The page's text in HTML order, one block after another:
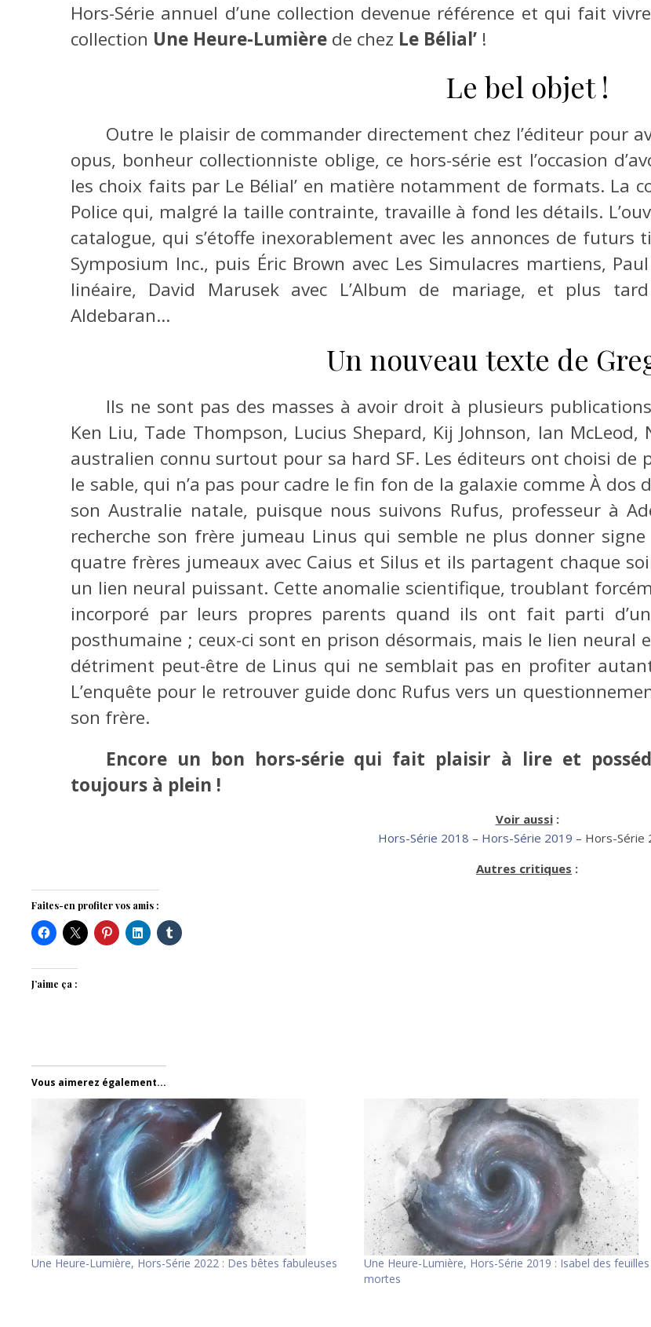
Hors-Série annuel d’une collection devenue référence et qui fait
collection Une Heure-Lumière de chez Le Bélial’ !
Le bel objet !
Outre le plaisir de commander directement chez l’éditeur pour
opus, bonheur collectionniste oblige, ce hors-série est l’occasion
les choix faits par Le Bélial’ en matière notamment de formats. La
Police qui, malgré la taille contrainte, travaille à fond les détails.
catalogue, qui s’étoffe inexorablement avec les annonces de futurs
Symposium Inc., puis Éric Brown avec Les Simulacres martiens,
linéaire, David Marusek avec L’Album de mariage, et plus
Aldebaran…
Un nouveau texte de
Ils ne sont pas des masses à avoir droit à plusieurs
Ken Liu, Tade Thompson, Lucius Shepard, Kij Johnson, Ian McLeod,
australien connu surtout pour sa hard SF. Les éditeurs ont choisi de
le sable, qui n’a pas pour cadre le fin fon de la galaxie comme À
son Australie natale, puisque nous suivons Rufus, professeur à
recherche son frère jumeau Linus qui semble ne plus donner
quatre frères jumeaux avec Caius et Silus et ils partagent chaque
un lien neural puissant. Cette anomalie scientifique, troublant
incorporé par leurs propres parents quand ils ont fait parti
posthumaine ; ceux-ci sont en prison désormais, mais le lien neural
détriment peut-être de Linus qui ne semblait pas en profiter
L’enquête pour le retrouver guide donc Rufus vers un
son frère.
Encore un bon hors-série qui fait plaisir à lire et
toujours à plein !
Voir aussi:
Hors-Série 2018 – Hors-Série 2019 – Hors-Série
Autres critiques :
Faites-en profiter vos amis :
J’aime ça :
Vous aimerez également...
Une Heure-Lumière, Hors-Série 2022 : Des bêtes fabuleuses
Une Heure-Lumière, Hors-Série 2019 : Isabel des feuilles
mortes